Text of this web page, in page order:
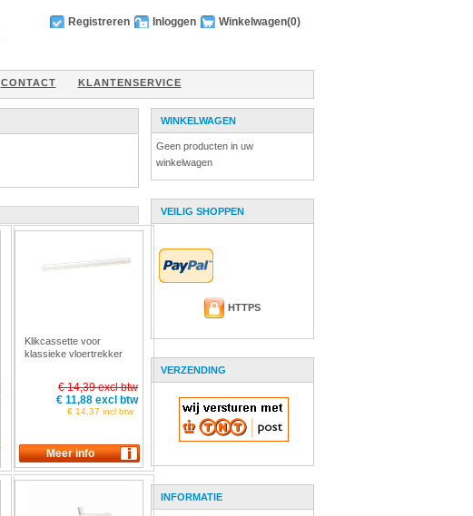
Registreren Inloggen Winkelwagen(0)
CONTACT KLANTENSERVICE
Klikcassette voor
klassieke vloertrekker
€ 14,39 excl btw
€ 11,88 excl btw
€ 14,37 incl btw
WINKELWAGEN
Geen producten in uw
winkelwagen
VEILIG SHOPPEN
HTTPS
VERZENDING
INFORMATIE